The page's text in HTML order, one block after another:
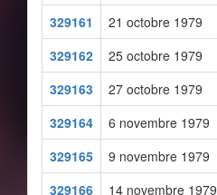
329161
21 octobre 1979
329162
25 octobre 1979
329163
27 octobre 1979
329164
6 novembre 1979
329165
9 novembre 1979
329166
14 novembre 1979